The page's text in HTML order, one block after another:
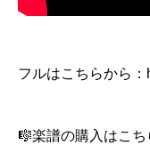
フルはこちらから
🎼楽譜の購入はこち